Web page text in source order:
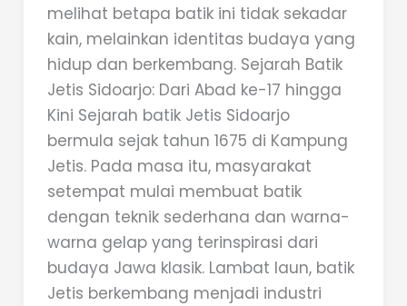
melihat betapa batik ini tidak sekadar
kain, melainkan identitas budaya yang
hidup dan berkembang. Sejarah Batik
Jetis Sidoarjo: Dari Abad ke-17 hingga
Kini Sejarah batik Jetis Sidoarjo
bermula sejak tahun 1675 di Kampung
Jetis. Pada masa itu, masyarakat
setempat mulai membuat batik
dengan teknik sederhana dan warna-
warna gelap yang terinspirasi dari
budaya Jawa klasik. Lambat laun, batik
Jetis berkembang menjadi industri